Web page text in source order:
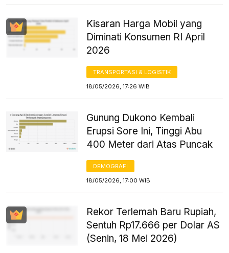
Kisaran Harga Mobil yang
Diminati Konsumen RI April
2026
TRANSPORTASI & LOGISTIK
18/05/2026, 17:26 WIB
Gunung Dukono Kembali
Erupsi Sore Ini, Tinggi Abu
400 Meter dari Atas Puncak
DEMOGRAFI
18/05/2026, 17:00 WIB
Rekor Terlemah Baru Rupiah,
Sentuh Rp17.666 per Dolar AS
(Senin, 18 Mei 2026)